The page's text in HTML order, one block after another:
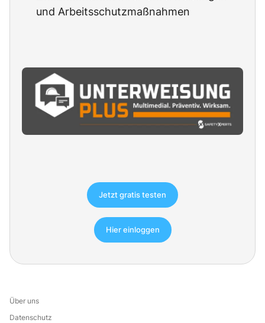
und Arbeitsschutzmaßnahmen
Jetzt gratis testen
Hier einloggen
Über uns
Datenschutz